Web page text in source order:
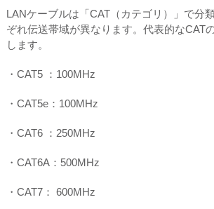
LANケーブルは「CAT（カテゴリ）」で分
ぞれ伝送帯域が異なります。代表的なCAT
します。
・CAT5 ：100MHz
・CAT5e：100MHz
・CAT6 ：250MHz
・CAT6A：500MHz
・CAT7： 600MHz